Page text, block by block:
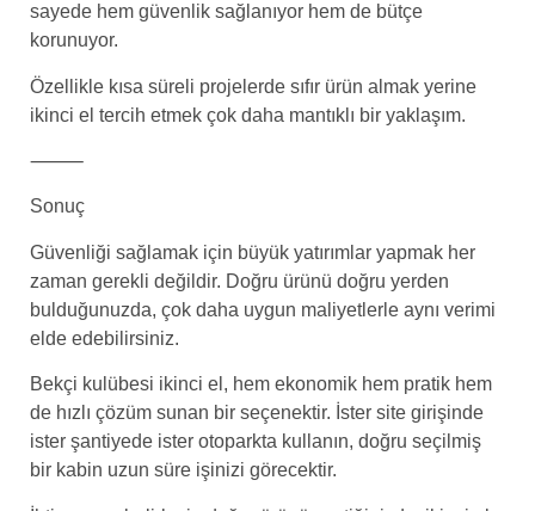
sayede hem güvenlik sağlanıyor hem de bütçe
korunuyor.
Özellikle kısa süreli projelerde sıfır ürün almak yerine
ikinci el tercih etmek çok daha mantıklı bir yaklaşım.
⸻
Sonuç
Güvenliği sağlamak için büyük yatırımlar yapmak her
zaman gerekli değildir. Doğru ürünü doğru yerden
bulduğunuzda, çok daha uygun maliyetlerle aynı verimi
elde edebilirsiniz.
Bekçi kulübesi ikinci el, hem ekonomik hem pratik hem
de hızlı çözüm sunan bir seçenektir. İster site girişinde
ister şantiyede ister otoparkta kullanın, doğru seçilmiş
bir kabin uzun süre işinizi görecektir.